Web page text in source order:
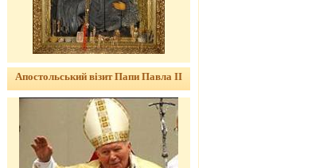
Апостольський візит Папи Павла ІІ